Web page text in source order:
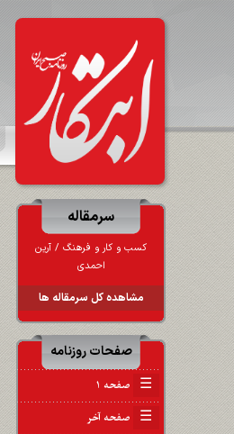
سرمقاله
کسب و کار و فرهنگ ‪/‬ آرین
احمدی
مشاهده کل سرمقاله ها
صفحات روزنامه
☰ صفحه ۱
☰ صفحه آخر